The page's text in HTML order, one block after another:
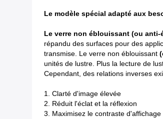
Le modèle spécial adapté aux
Le verre non éblouissant (ou
répandu des surfaces pour des
transmise. Le verre non éblouissant
unités de lustre. Plus la lecture de
Cependant, des relations inverses
1. Clarté d'image élevée
2. Réduit l'éclat et la réflexion
3. Maximisez le contraste d'affichage